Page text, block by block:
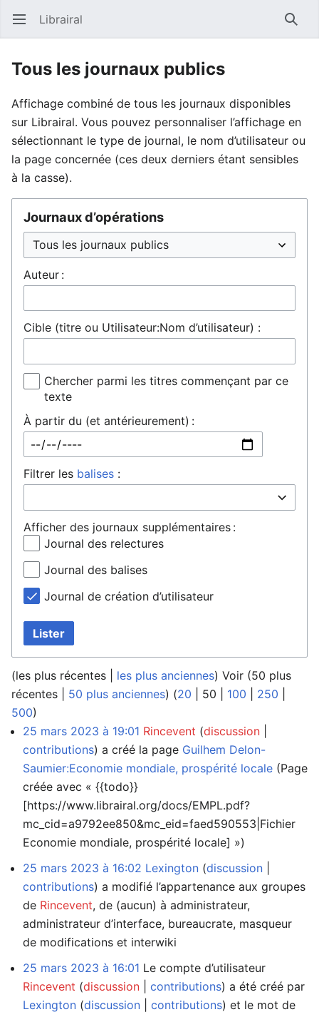
Ouvrir le menu principal Librairal
Tous les journaux publics
Affichage combiné de tous les journaux disponibles
sur Librairal. Vous pouvez personnaliser l’affichage en
sélectionnant le type de journal, le nom d’utilisateur ou
la page concernée (ces deux derniers étant sensibles
à la casse).
Journaux d’opérations
Auteur :
Cible (titre ou Utilisateur:Nom d’utilisateur) :
Chercher parmi les titres commençant par ce
texte
À partir du (et antérieurement) :
Filtrer les balises :
Afficher des journaux supplémentaires :
Journal des relectures
Journal des balises
Journal de création d’utilisateur
Lister
(les plus récentes les plus anciennes) Voir (50 plus
récentes
50 plus anciennes) (20 50 100 250
500)
25 mars 2023 à 19:01 Rincevent discussion
contributions a créé la page Guilhem Delon-
Saumier:Economie mondiale, prospérité locale (Page
créée avec « {{todo}}
[https://www.librairal.org/docs/EMPL.pdf?
mc_cid=a9792ee850&mc_eid=faed590553|Fichier
Economie mondiale, prospérité locale] »)
25 mars 2023 à 16:02 Lexington discussion
contributions a modifié l’appartenance aux groupes
de Rincevent, de (aucun) à administrateur,
administrateur d’interface, bureaucrate, masqueur
de modifications et interwiki
25 mars 2023 à 16:01 Le compte d’utilisateur
Rincevent discussion contributions a été créé par
Lexington discussion contributions et le mot de